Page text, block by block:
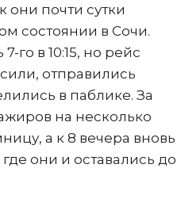
они почти сутки
состоянии в Сочи.
го в 10:15, но рейс
отправились
в паблике. За
на несколько
а к 8 вечера вновь
они и оставались до